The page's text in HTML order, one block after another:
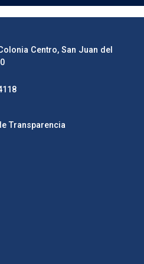
Centro, San Juan del
Transparencia